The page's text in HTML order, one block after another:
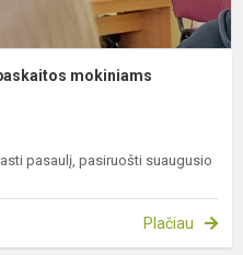
mokiniams
pasaulį, pasiruošti suaugusio
Plačiau